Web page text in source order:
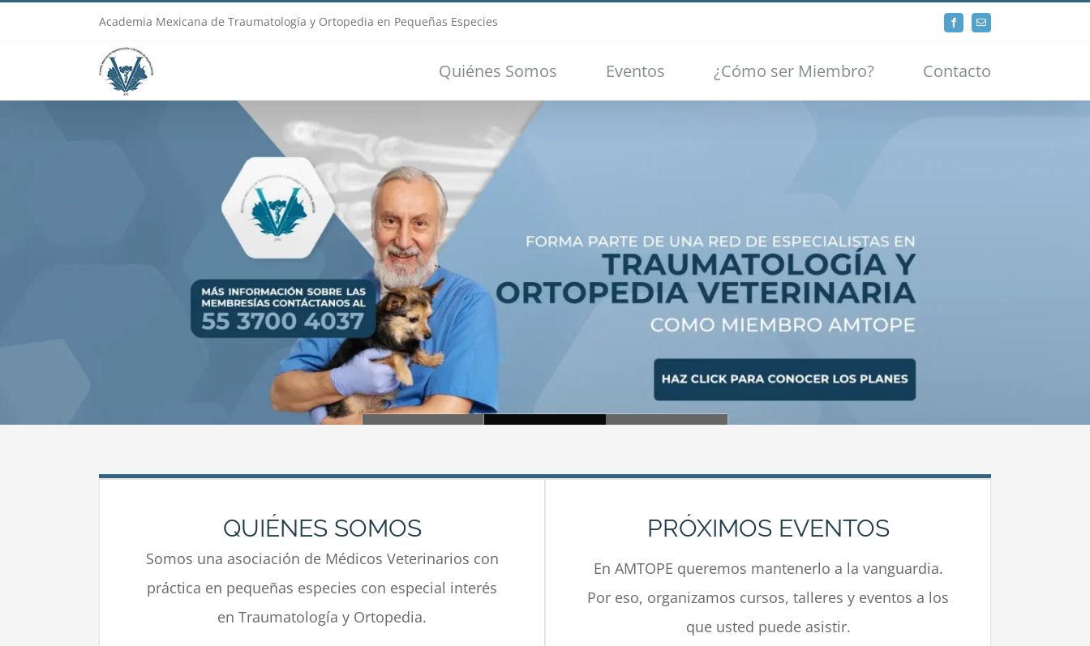
Academia Mexicana de Traumatología y Ortopedia en Pequeñas Especies FacebookEmail
Quiénes Somos Eventos ¿Cómo ser Miembro? Contacto
QUIÉNES SOMOS
Somos una asociación de Médicos Veterinarios con
práctica en pequeñas especies con especial interés
en Traumatología y Ortopedia.
PRÓXIMOS EVENTOS
En AMTOPE queremos mantenerlo a la vanguardia.
Por eso, organizamos cursos, talleres y eventos a los
que usted puede asistir.